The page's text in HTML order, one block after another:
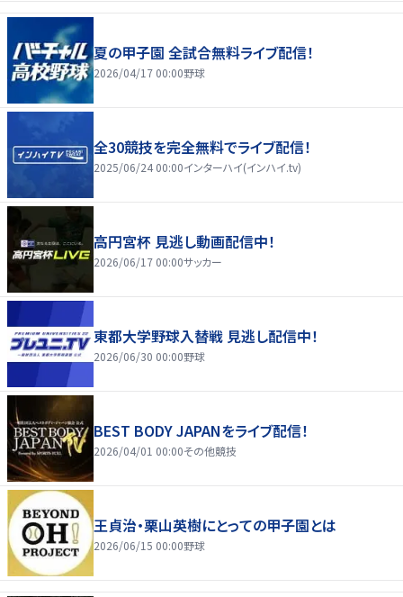
夏の甲子園 全試合無料ライブ配信！
2026/04/17 00:00野球
全30競技を完全無料でライブ配信！
2025/06/24 00:00インターハイ(インハイ.tv)
高円宮杯 見逃し動画配信中！
2026/06/17 00:00サッカー
東都大学野球入替戦 見逃し配信中！
2026/06/30 00:00野球
BEST BODY JAPANをライブ配信！
2026/04/01 00:00その他競技
王貞治・栗山英樹にとっての甲子園とは
2026/06/15 00:00野球